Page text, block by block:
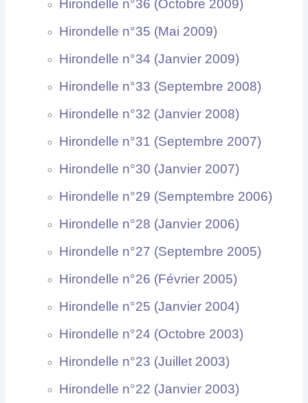
Hirondelle n°36 (Octobre 2009)
Hirondelle n°35 (Mai 2009)
Hirondelle n°34 (Janvier 2009)
Hirondelle n°33 (Septembre 2008)
Hirondelle n°32 (Janvier 2008)
Hirondelle n°31 (Septembre 2007)
Hirondelle n°30 (Janvier 2007)
Hirondelle n°29 (Semptembre 2006)
Hirondelle n°28 (Janvier 2006)
Hirondelle n°27 (Septembre 2005)
Hirondelle n°26 (Février 2005)
Hirondelle n°25 (Janvier 2004)
Hirondelle n°24 (Octobre 2003)
Hirondelle n°23 (Juillet 2003)
Hirondelle n°22 (Janvier 2003)